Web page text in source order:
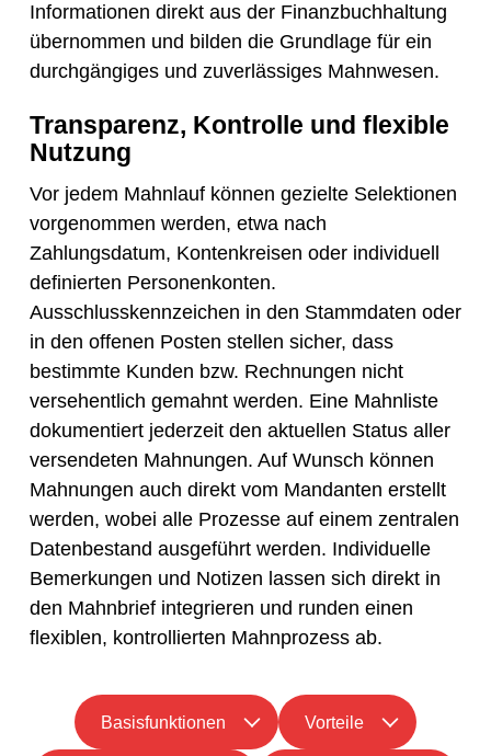
Informationen direkt aus der Finanzbuchhaltung
übernommen und bilden die Grundlage für ein
durchgängiges und zuverlässiges Mahnwesen.
Transparenz, Kontrolle und flexible
Nutzung
Vor jedem Mahnlauf können gezielte Selektionen
vorgenommen werden, etwa nach
Zahlungsdatum, Kontenkreisen oder individuell
definierten Personenkonten.
Ausschlusskennzeichen in den Stammdaten oder
in den offenen Posten stellen sicher, dass
bestimmte Kunden bzw. Rechnungen nicht
versehentlich gemahnt werden. Eine Mahnliste
dokumentiert jederzeit den aktuellen Status aller
versendeten Mahnungen. Auf Wunsch können
Mahnungen auch direkt vom Mandanten erstellt
werden, wobei alle Prozesse auf einem zentralen
Datenbestand ausgeführt werden. Individuelle
Bemerkungen und Notizen lassen sich direkt in
den Mahnbrief integrieren und runden einen
flexiblen, kontrollierten Mahnprozess ab.
Basisfunktionen Vorteile